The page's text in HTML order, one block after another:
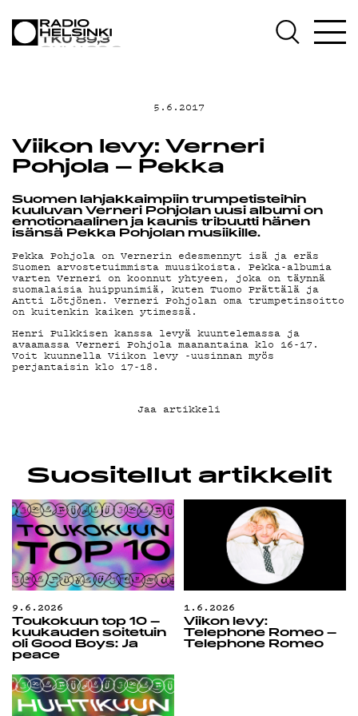
AJANKOHTAISTA
OHJELMAT
TEKIJÄT
ON-DEMAND
PODCAST
MAINOSTA
YHTEYSTIEDOT
G LIVELAB
YSTÄVÄKLUBI
TIETOSUOJA
KIRJAUDU SISÄÄN
5.6.2017
Viikon levy: Verneri
Pohjola – Pekka
Suomen lahjakkaimpiin trumpetisteihin
kuuluvan Verneri Pohjolan uusi albumi on
emotionaalinen ja kaunis tribuutti hänen
isänsä Pekka Pohjolan musiikille.
Pekka Pohjola on Vernerin edesmennyt isä ja eräs
Suomen arvostetuimmista muusikoista. Pekka-albumia
varten Verneri on koonnut yhtyeen, joka on täynnä
suomalaisia huippunimiä, kuten Tuomo Prättälä ja
Antti Lötjönen. Verneri Pohjolan oma trumpetinsoitto
on kuitenkin kaiken ytimessä.
Henri Pulkkisen kanssa levyä kuuntelemassa ja
avaamassa Verneri Pohjola maanantaina klo 16-17.
Voit kuunnella Viikon levy -uusinnan myös
perjantaisin klo 17-18.
Jaa artikkeli
Suositellut artikkelit
9.6.2026
Toukokuun top 10 –
kuukauden soitetuin
oli Good Boys: Ja
peace
1.6.2026
Viikon levy:
Telephone Romeo –
Telephone Romeo